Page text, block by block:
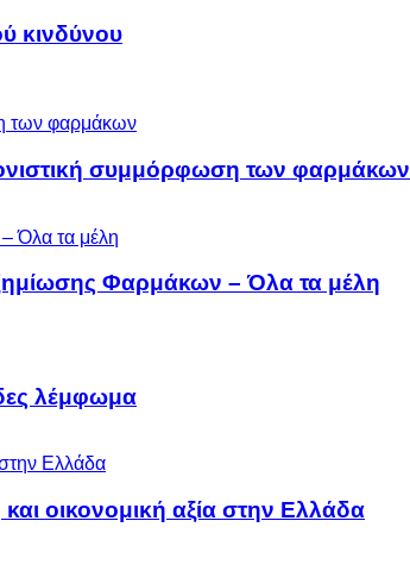
κινδύνου
συμμόρφωση των φαρμάκων
Φαρμάκων – Όλα τα μέλη
λέμφωμα
οικονομική αξία στην Ελλάδα